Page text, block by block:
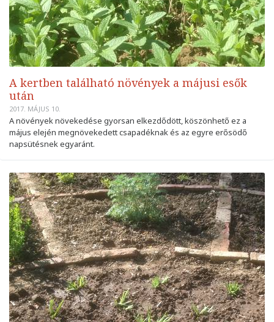
A kertben található növények a májusi esők
után
2017. MÁJUS 10.
A növények növekedése gyorsan elkezdődött, köszönhető ez a
május elején megnövekedett csapadéknak és az egyre erősödő
napsütésnek egyaránt.